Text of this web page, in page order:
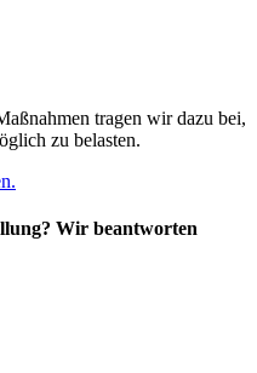
tragen wir dazu bei,
zu belasten.
Wir beantworten